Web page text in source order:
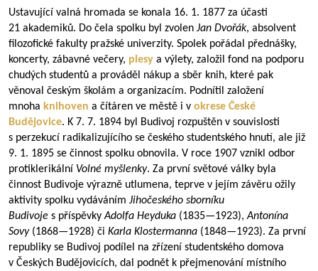
Ustavující valná hromada se konala 16. 1. 1877 za účasti
21 akademiků. Do čela spolku byl zvolen Jan Dvořák, absolvent
filozofické fakulty pražské univerzity. Spolek pořádal přednášky,
koncerty, zábavné večery, plesy a výlety, založil fond na podporu
chudých studentů a prováděl nákup a sběr knih, které pak
věnoval českým školám a organizacím. Podnítil založení
mnoha knihoven a čítáren ve městě i v okrese České
Budějovice. K 7. 7. 1894 byl Budivoj rozpuštěn v souvislosti
s perzekucí radikalizujícího se českého studentského hnutí, ale již
9. 1. 1895 se činnost spolku obnovila. V roce 1907 vznikl odbor
protiklerikální Volné myšlenky. Za první světové války byla
činnost Budivoje výrazně utlumena, teprve v jejím závěru ožily
aktivity spolku vydáváním Jihočeského sborníku
Budivoje s příspěvkyAdolfa Heyduka (1835—1923),Antonína
Sovy(1868—1928) či Karla Klostermanna (1848—1923). Za první
republiky se Budivoj podílel na zřízení studentského domova
v Českých Budějovicích, dal podnět k přejmenování místního